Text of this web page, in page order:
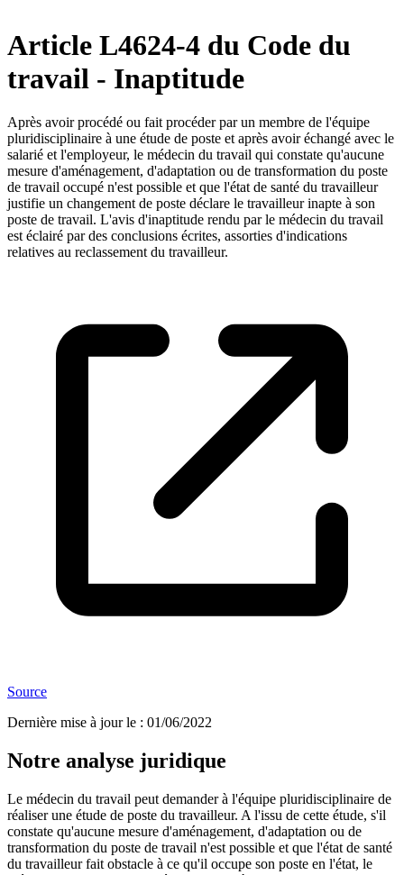
Article L4624-4 du Code du
travail - Inaptitude
Après avoir procédé ou fait procéder par un membre de l'équipe
pluridisciplinaire à une étude de poste et après avoir échangé avec le
salarié et l'employeur, le médecin du travail qui constate qu'aucune
mesure d'aménagement, d'adaptation ou de transformation du poste
de travail occupé n'est possible et que l'état de santé du travailleur
justifie un changement de poste déclare le travailleur inapte à son
poste de travail. L'avis d'inaptitude rendu par le médecin du travail
est éclairé par des conclusions écrites, assorties d'indications
relatives au reclassement du travailleur.
Source
Dernière mise à jour le : 01/06/2022
Notre analyse juridique
Le médecin du travail peut demander à l'équipe pluridisciplinaire de
réaliser une étude de poste du travailleur. A l'issu de cette étude, s'il
constate qu'aucune mesure d'aménagement, d'adaptation ou de
transformation du poste de travail n'est possible et que l'état de santé
du travailleur fait obstacle à ce qu'il occupe son poste en l'état, le